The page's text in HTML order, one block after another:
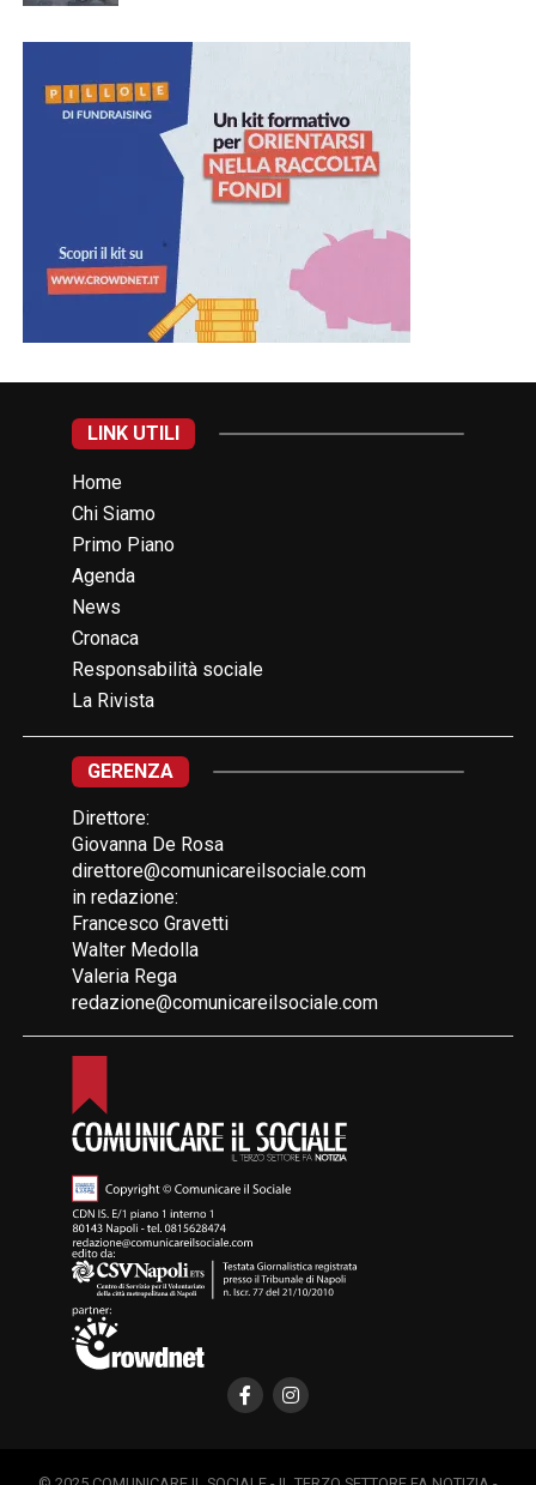
LINK UTILI
Home
Chi Siamo
Primo Piano
Agenda
News
Cronaca
Responsabilità sociale
La Rivista
GERENZA
Direttore:
Giovanna De Rosa
direttore@comunicareilsociale.com
in redazione:
Francesco Gravetti
Walter Medolla
Valeria Rega
redazione@comunicareilsociale.com